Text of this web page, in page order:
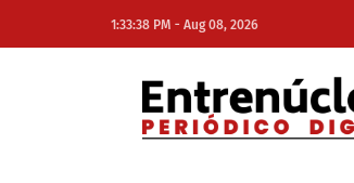
1:33:38 PM - Aug 08, 2026